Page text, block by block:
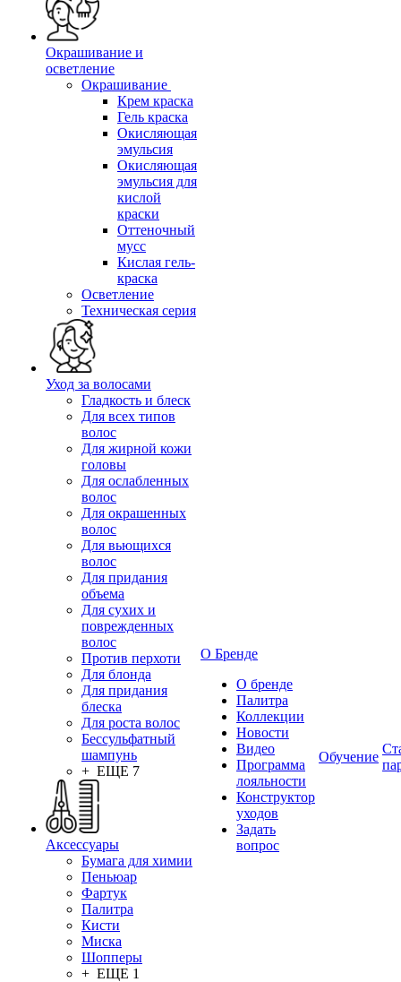
Окрашивание и
осветление
Окрашивание
Крем краска
Гель краска
Окисляющая
эмульсия
Окисляющая
эмульсия для
кислой
краски
Оттеночный
мусс
Кислая гель-
краска
Осветление
Техническая серия
Уход за волосами
Гладкость и блеск
Для всех типов
волос
Для жирной кожи
головы
Для ослабленных
волос
Для окрашенных
волос
Для вьющихся
волос
Для придания
объема
Для сухих и
поврежденных
волос
Против перхоти
Для блонда
Для придания
блеска
Для роста волос
Бессульфатный
шампунь
+ ЕЩЕ 7
Аксессуары
Бумага для химии
Пеньюар
Фартук
Палитра
Кисти
Миска
Шопперы
+ ЕЩЕ 1
О Бренде
О бренде
Палитра
Коллекции
Новости
Видео
Программа
лояльности
Конструктор
уходов
Задать
вопрос
Обучение